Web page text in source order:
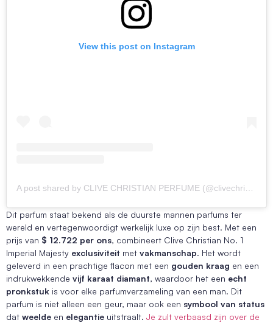
View this post on Instagram
Dit parfum staat bekend als de duurste mannen parfums ter
wereld en vertegenwoordigt werkelijk luxe op zijn best. Met een
prijs van $ 12.722 per ons, combineert Clive Christian No. 1
Imperial Majesty exclusiviteit met vakmanschap. Het wordt
geleverd in een prachtige flacon met een gouden kraag en een
indrukwekkende vijf karaat diamant, waardoor het een echt
pronkstuk is voor elke parfumverzameling van een man. Dit
parfum is niet alleen een geur, maar ook een symbool van status
dat weelde en elegantie uitstraalt. Je zult verbaasd zijn over de